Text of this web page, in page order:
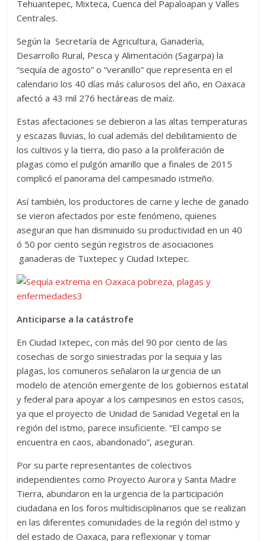
Tehuantepec, Mixteca, Cuenca del Papaloapan y Valles
Centrales.
Según la Secretaría de Agricultura, Ganadería,
Desarrollo Rural, Pesca y Alimentación (Sagarpa) la
“sequía de agosto” o “veranillo” que representa en el
calendario los 40 días más calurosos del año, en Oaxaca
afectó a 43 mil 276 hectáreas de maíz.
Estas afectaciones se debieron a las altas temperaturas
y escazas lluvias, lo cual además del debilitamiento de
los cultivos y la tierra, dio paso a la proliferación de
plagas como el pulgón amarillo que a finales de 2015
complicó el panorama del campesinado istmeño.
Así también, los productores de carne y leche de ganado
se vieron afectados por este fenómeno, quienes
aseguran que han disminuido su productividad en un 40
ó 50 por ciento según registros de asociaciones
ganaderas de Tuxtepec y Ciudad Ixtepec.
Anticiparse a la catástrofe
En Ciudad Ixtepec, con más del 90 por ciento de las
cosechas de sorgo siniestradas por la sequia y las
plagas, los comuneros señalaron la urgencia de un
modelo de atención emergente de los gobiernos estatal
y federal para apoyar a los campesinos en estos casos,
ya que el proyecto de Unidad de Sanidad Vegetal en la
región del istmo, parece insuficiente. “El campo se
encuentra en caos, abandonado”, aseguran.
Por su parte representantes de colectivos
independientes como Proyecto Aurora y Santa Madre
Tierra, abundaron en la urgencia de la participación
ciudadana en los foros multidisciplinarios que se realizan
en las diferentes comunidades de la región del istmo y
del estado de Oaxaca, para reflexionar y tomar